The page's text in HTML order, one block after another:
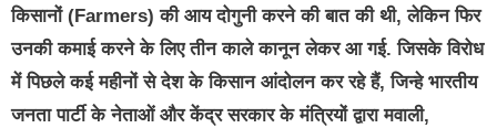
किसानों (Farmers) की आय दोगुनी करने की बात की थी, लेकिन फिर
उनकी कमाई करने के लिए तीन काले कानून लेकर आ गई. जिसके विरोध
में पिछले कई महीनों से देश के किसान आंदोलन कर रहे हैं, जिन्हे भारतीय
जनता पार्टी के नेताओं और केंद्र सरकार के मंत्रियों द्वारा मवाली,